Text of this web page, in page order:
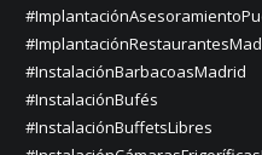
#InstalaciónBarbacoasMadrid
#InstalaciónBufés
#InstalaciónBuffetsLibres